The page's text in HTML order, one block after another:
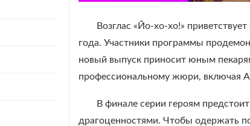
Возглас «Йо-хо-хо!»
года. Участники программы
новый выпуск приносит юным
профессиональному жюри, включая
В финале серии героям
драгоценностями. Чтобы одержать